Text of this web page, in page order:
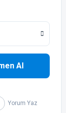
Al
Yorum Yaz